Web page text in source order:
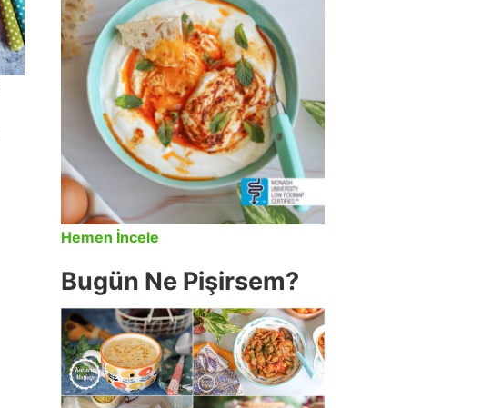
Hemen İncele
Bugün Ne Pişirsem?